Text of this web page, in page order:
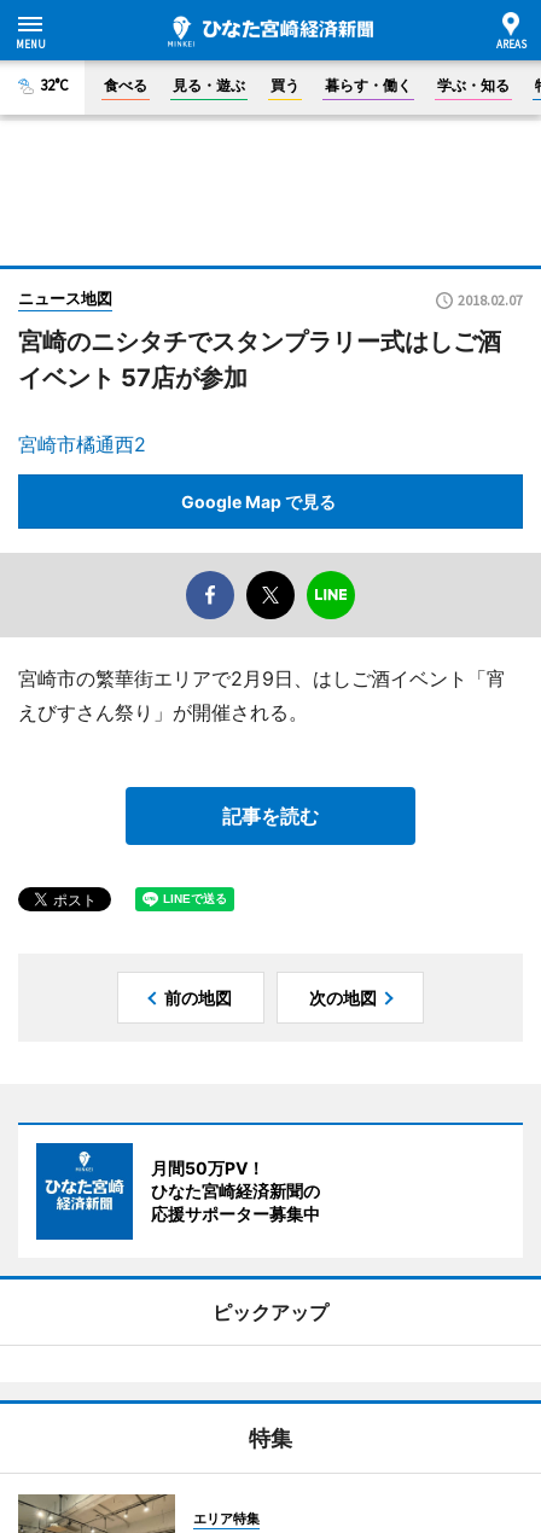
32°C 食べる 見る・遊ぶ 買う 暮らす・働く 学ぶ・知る
ニュース地図 2018.02.07
宮崎のニシタチでスタンプラリー式はしご酒
イベント 57店が参加
宮崎市橘通西2
Google Map で見る
宮崎市の繁華街エリアで2月9日、はしご酒イベント「宵
えびすさん祭り」が開催される。
記事を読む
前の地図 次の地図
月間50万PV！
ひなた宮崎経済新聞の
応援サポーター募集中
ピックアップ
特集
エリア特集